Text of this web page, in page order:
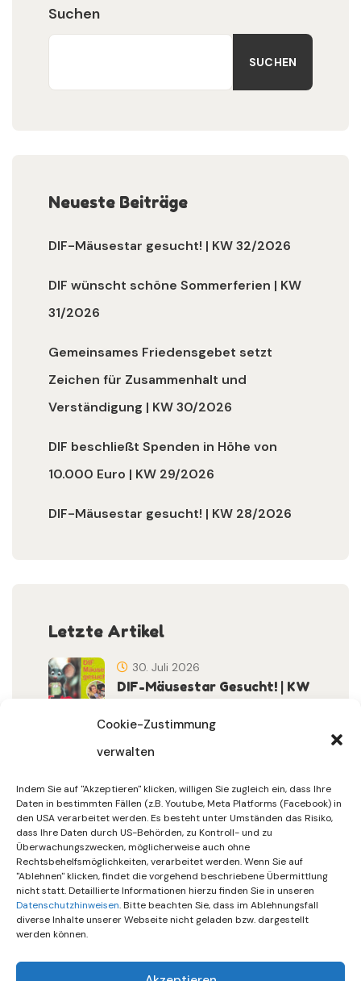
Cookie-Zustimmung
verwalten
Indem Sie auf "Akzeptieren" klicken, willigen Sie zugleich ein, dass Ihre
Daten in bestimmten Fällen (z.B. Youtube, Meta Platforms (Facebook) in
den USA verarbeitet werden. Es besteht unter Umständen das Risiko,
dass Ihre Daten durch US-Behörden, zu Kontroll- und zu
Überwachungszwecken, möglicherweise auch ohne
Rechtsbehelfsmöglichkeiten, verarbeitet werden. Wenn Sie auf
"Ablehnen" klicken, findet die vorgehend beschriebene Übermittlung
nicht statt. Detaillierte Informationen hierzu finden Sie in unseren
Datenschutzhinweisen. Bitte beachten Sie, dass im Ablehnungsfall
diverse Inhalte unserer Webseite nicht geladen bzw. dargestellt
werden können.
Suchen
SUCHEN
Neueste Beiträge
DIF-Mäusestar gesucht! | KW 32/2026
DIF wünscht schöne Sommerferien | KW
31/2026
Gemeinsames Friedensgebet setzt
Zeichen für Zusammenhalt und
Verständigung | KW 30/2026
DIF beschließt Spenden in Höhe von
10.000 Euro | KW 29/2026
DIF-Mäusestar gesucht! | KW 28/2026
Letzte Artikel
DIF-Mäusestar Gesucht! | KW
30. Juli 2026
Sommerferien | KW 31/…
30. Juli 2026
Gemeinsames Friedensgebet
Setzt Zeichen …
15. Juli 2026